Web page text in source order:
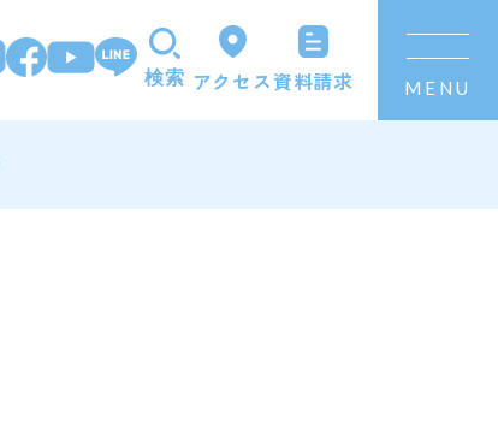
検索 アクセス資料請求 MENU